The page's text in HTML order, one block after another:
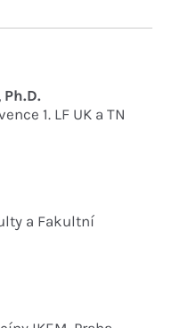
1. LF UK a TN
a Fakultní